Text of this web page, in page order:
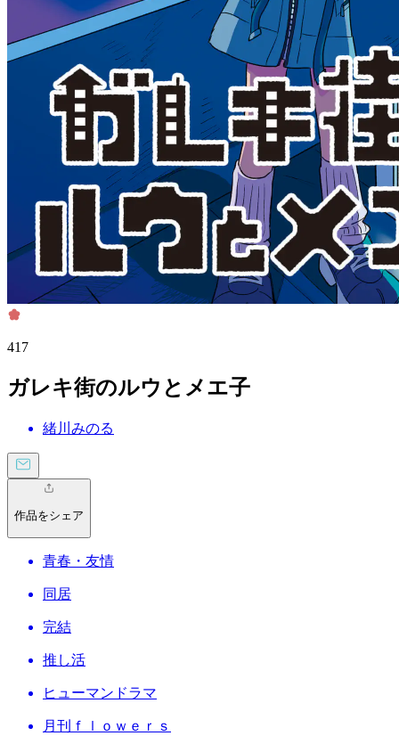
417
ガレキ街のルウとメエ子
緒川みのる
作品をシェア
青春・友情
同居
完結
推し活
ヒューマンドラマ
月刊ｆｌｏｗｅｒｓ